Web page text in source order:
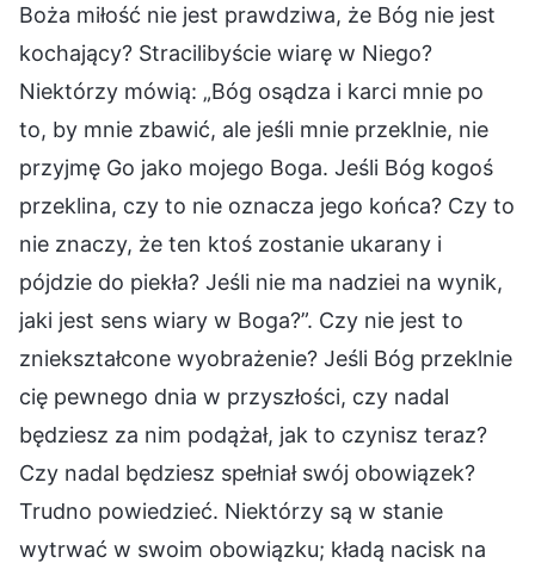
Boża miłość nie jest prawdziwa, że Bóg nie jest
kochający? Stracilibyście wiarę w Niego?
Niektórzy mówią: „Bóg osądza i karci mnie po
to, by mnie zbawić, ale jeśli mnie przeklnie, nie
przyjmę Go jako mojego Boga. Jeśli Bóg kogoś
przeklina, czy to nie oznacza jego końca? Czy to
nie znaczy, że ten ktoś zostanie ukarany i
pójdzie do piekła? Jeśli nie ma nadziei na wynik,
jaki jest sens wiary w Boga?”. Czy nie jest to
zniekształcone wyobrażenie? Jeśli Bóg przeklnie
cię pewnego dnia w przyszłości, czy nadal
będziesz za nim podążał, jak to czynisz teraz?
Czy nadal będziesz spełniał swój obowiązek?
Trudno powiedzieć. Niektórzy są w stanie
wytrwać w swoim obowiązku; kładą nacisk na